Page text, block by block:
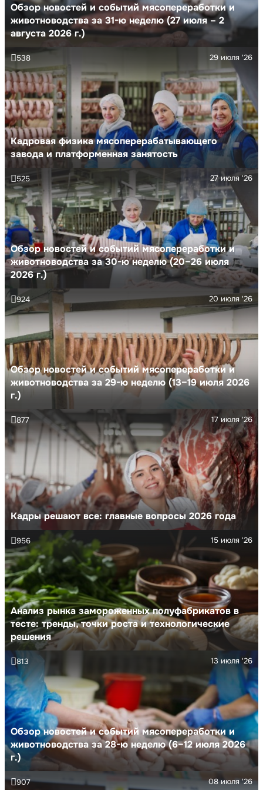
Обзор новостей и событий мясопереработки и
животноводства за 31-ю неделю (27 июля – 2
августа 2026 г.)
Кадровая физика мясоперерабатывающего
завода и платформенная занятость
29 июля '26
538
Обзор новостей и событий мясопереработки и
животноводства за 30-ю неделю (20–26 июля
2026 г.)
27 июля '26
525
Обзор новостей и событий мясопереработки и
животноводства за 29-ю неделю (13–19 июля 2026
г.)
20 июля '26
924
Кадры решают все: главные вопросы 2026 года
17 июля '26
877
Анализ рынка замороженных полуфабрикатов в
тесте: тренды, точки роста и технологические
решения
15 июля '26
956
Обзор новостей и событий мясопереработки и
животноводства за 28-ю неделю (6–12 июля 2026
г.)
13 июля '26
813
08 июля '26
907